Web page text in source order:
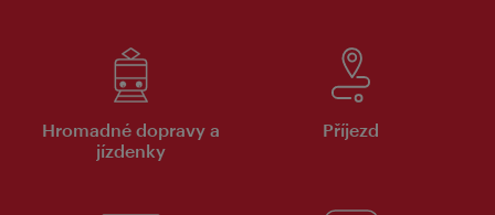
Hromadné dopravy a
jízdenky
Příjezd